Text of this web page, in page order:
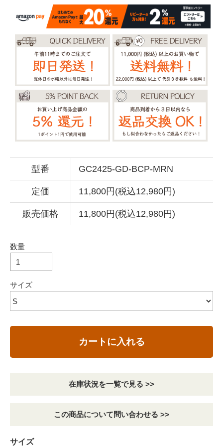
型番 GC2425-GD-BCP-MRN
定価 11,800円(税込12,980円)
販売価格 11,800円(税込12,980円)
数量
サイズ
カートに入れる
在庫状況を一覧で見る >>
この商品について問い合わせる >>
サイズ